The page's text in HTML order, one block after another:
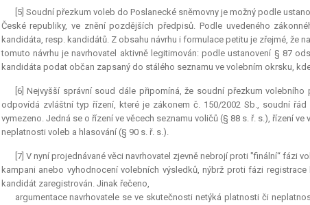
[5] Soudní přezkum voleb do Poslanecké sněmovny je možný podle
České republiky, ve znění pozdějších předpisů. Podle uvedeného
kandidáta, resp. kandidátů. Z obsahu návrhu i formulace petitu je zřejmé, že
tomuto návrhu je navrhovatel aktivně legitimován: podle ustanovení § 87
kandidáta podat občan zapsaný do stálého seznamu ve volebním okrsku,
[6] Nejvyšší správní soud dále připomíná, že soudní přezkum
odpovídá zvláštní typ řízení, které je zákonem č. 150/2002 Sb., soudní
vymezeno. Jedná se o řízení ve věcech seznamu voličů (§ 88 s. ř. s.), řízení
neplatnosti voleb a hlasování (§ 90 s. ř. s.).
[7] V nyní projednávané věci navrhovatel zjevně nebrojí proti "finální“ fázi
kampani anebo vyhodnocení volebních výsledků, nýbrž proti fázi
kandidát zaregistrován. Jinak řečeno,
argumentace navrhovatele se ve skutečnosti netýká platnosti či